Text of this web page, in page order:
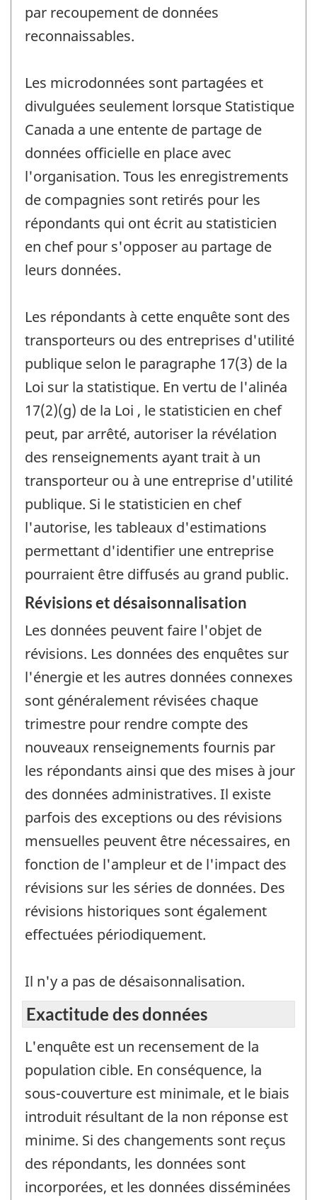
par recoupement de données
reconnaissables.
Les microdonnées sont partagées et
divulguées seulement lorsque Statistique
Canada a une entente de partage de
données officielle en place avec
l'organisation. Tous les enregistrements
de compagnies sont retirés pour les
répondants qui ont écrit au statisticien
en chef pour s'opposer au partage de
leurs données.
Les répondants à cette enquête sont des
transporteurs ou des entreprises d'utilité
publique selon le paragraphe 17(3) de la
Loi sur la statistique. En vertu de l'alinéa
17(2)(g) de la Loi , le statisticien en chef
peut, par arrêté, autoriser la révélation
des renseignements ayant trait à un
transporteur ou à une entreprise d'utilité
publique. Si le statisticien en chef
l'autorise, les tableaux d'estimations
permettant d'identifier une entreprise
pourraient être diffusés au grand public.
Révisions et désaisonnalisation
Les données peuvent faire l'objet de
révisions. Les données des enquêtes sur
l'énergie et les autres données connexes
sont généralement révisées chaque
trimestre pour rendre compte des
nouveaux renseignements fournis par
les répondants ainsi que des mises à jour
des données administratives. Il existe
parfois des exceptions ou des révisions
mensuelles peuvent être nécessaires, en
fonction de l'ampleur et de l'impact des
révisions sur les séries de données. Des
révisions historiques sont également
effectuées périodiquement.
Il n'y a pas de désaisonnalisation.
Exactitude des données
L'enquête est un recensement de la
population cible. En conséquence, la
sous-couverture est minimale, et le biais
introduit résultant de la non réponse est
minime. Si des changements sont reçus
des répondants, les données sont
incorporées, et les données disséminées